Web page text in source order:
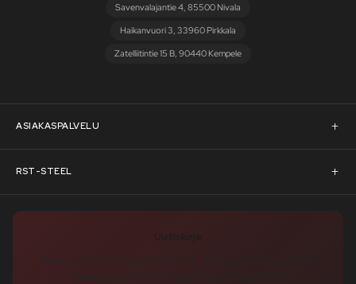
Savenvalajantie 4, 85500 Nivala
Haikanvuori 3, 33960 Pirkkala
Zatelliitintie 15 B, 90440 Kempele
ASIAKASPALVELU
Asiakaspalvelu
Pyydä tarjous
RST-STEEL
RST-Steelin tarina
Uutiskirje